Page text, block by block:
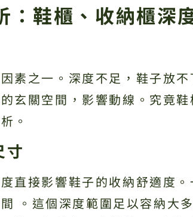
：鞋櫃、收納櫃深
素之一。深度不足，鞋子放不
玄關空間，影響動線。究竟鞋
。
寸
直接影響鞋子的收納舒適度。
。這個深度範圍足以容納大